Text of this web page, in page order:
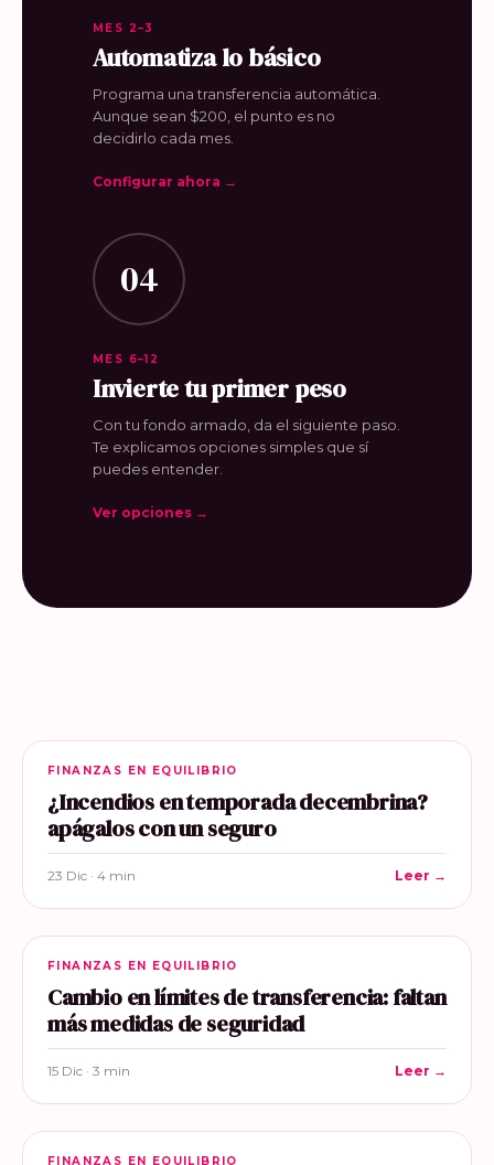
MES 2–3
Automatiza lo básico
Programa una transferencia automática.
Aunque sean $200, el punto es no
decidirlo cada mes.
Configurar ahora →
04
MES 6–12
Invierte tu primer peso
Con tu fondo armado, da el siguiente paso.
Te explicamos opciones simples que sí
puedes entender.
Ver opciones →
FINANZAS EN EQUILIBRIO
¿Incendios en temporada decembrina?
apágalos con un seguro
23 Dic · 4 min Leer →
FINANZAS EN EQUILIBRIO
Cambio en límites de transferencia: faltan
más medidas de seguridad
15 Dic · 3 min Leer →
FINANZAS EN EQUILIBRIO